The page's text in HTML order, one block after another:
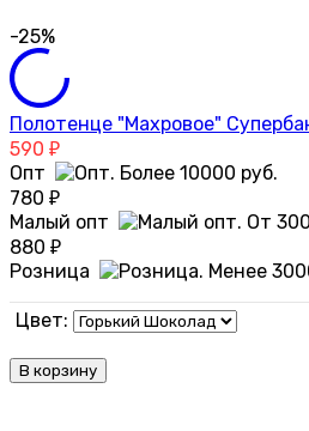
-25%
Полотенце "Махровое"
590 ₽
Опт
780 ₽
Малый опт
880 ₽
Розница
Цвет:
В корзину